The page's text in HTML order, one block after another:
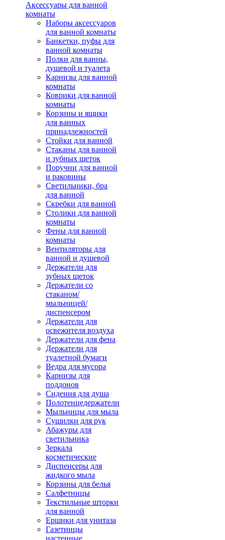
Аксессуары для ванной
комнаты
Наборы аксессуаров
для ванной комнаты
Банкетки, пуфы для
ванной комнаты
Полки для ванны,
душевой и туалета
Карнизы для ванной
комнаты
Коврики для ванной
комнаты
Корзины и ящики
для ванных
принадлежностей
Стойки для ванной
Стаканы для ванной
и зубных щеток
Поручни для ванной
и раковины
Светильники, бра
для ванной
Скребки для ванной
Столики для ванной
комнаты
Фены для ванной
комнаты
Вентиляторы для
ванной и душевой
Держатели для
зубных щеток
Держатели со
стаканом/
мыльницей/
диспенсером
Держатели для
освежителя воздуха
Держатели для фена
Держатели для
туалетной бумаги
Ведра для мусора
Карнизы для
поддонов
Сидения для душа
Полотенцедержатели
Мыльницы для мыла
Сушилки для рук
Абажуры для
светильника
Зеркала
косметические
Диспенсеры для
жидкого мыла
Корзины для белья
Салфетницы
Текстильные шторки
для ванной
Ершики для унитаза
Газетницы
настенные